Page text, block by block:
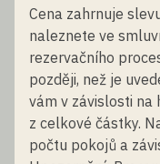
Cena zahrnuje
naleznete ve
rezervačního
později, než je
vám v závislosti na
z celkové částky.
počtu pokojů a